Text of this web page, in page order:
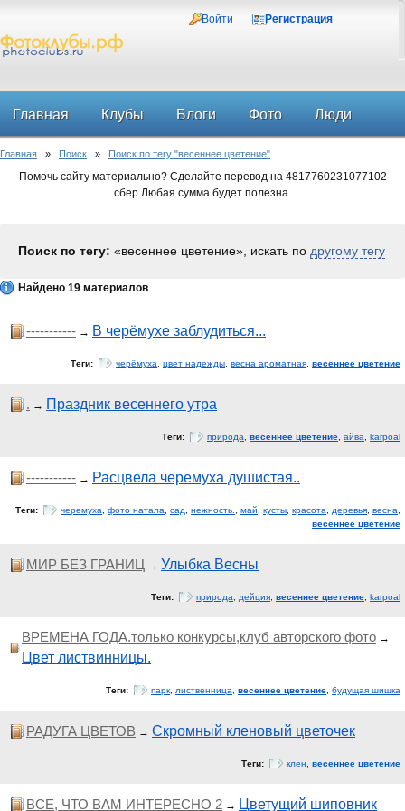
Войти Регистрация
Главная Клубы Блоги Фото Люди
Форум
Главная » Поиск » Поиск по тегу "весеннее цветение"
Помочь сайту материально? Сделайте перевод на 4817760231077102
сбер.Любая сумма будет полезна.
Поиск по тегу: «весеннее цветение», искать по другому тегу
Найдено 19 материалов
----------- → В черёмухе заблудиться...
Теги: черёмуха цвет надежды весна ароматная весеннее цветение
. → Праздник весеннего утра
Теги: природа весеннее цветение айва karpoal
----------- → Расцвела черемуха душистая..
Теги: черемуха фото натала сад нежность. май кусты красота деревья весна
весеннее цветение
МИР БЕЗ ГРАНИЦ → Улыбка Весны
Теги: природа дейция весеннее цветение karpoal
ВРЕМЕНА ГОДА.только конкурсы,клуб авторского фото →
Цвет листвинницы.
Теги: парк лиственница весеннее цветение будущая шишка
РАДУГА ЦВЕТОВ → Скромный кленовый цветочек
Теги: клен весеннее цветение
ВСЕ, ЧТО ВАМ ИНТЕРЕСНО 2 → Цветущий шиповник